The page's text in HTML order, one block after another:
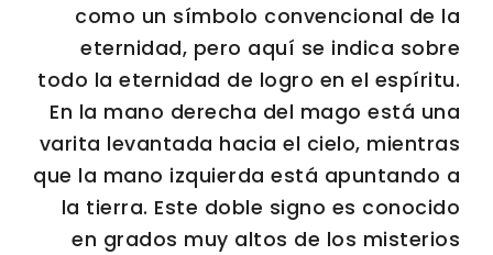
como un símbolo convencional de la
eternidad, pero aquí se indica sobre
todo la eternidad de logro en el espíritu.
En la mano derecha del mago está una
varita levantada hacia el cielo, mientras
que la mano izquierda está apuntando a
la tierra. Este doble signo es conocido
en grados muy altos de los misterios